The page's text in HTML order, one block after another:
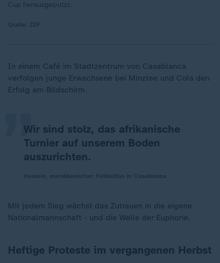
Cup herausgeputzt.
Quelle: ZDF
In einem Café im Stadtzentrum von Casablanca
verfolgen junge Erwachsene bei Minztee und Cola den
Erfolg am Bildschirm.
Wir sind stolz, das afrikanische
Turnier auf unserem Boden
auszurichten.
„
Mit jedem Sieg wächst das Zutrauen in die eigene
Nationalmannschaft - und die Welle der Euphorie.
Heftige Proteste im vergangenen Herbst